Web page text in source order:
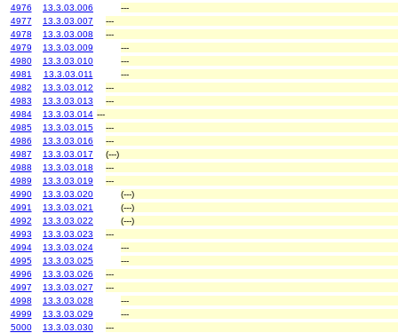
4976
13.3.03.006
---
4977
13.3.03.007
---
4978
13.3.03.008
---
4979
13.3.03.009
---
4980
13.3.03.010
---
4981
13.3.03.011
---
4982
13.3.03.012
---
4983
13.3.03.013
---
4984
13.3.03.014 ---
4985
13.3.03.015
---
4986
13.3.03.016
---
4987
13.3.03.017
(---)
4988
13.3.03.018
---
4989
13.3.03.019
---
4990
13.3.03.020
(---)
4991
13.3.03.021
(---)
4992
13.3.03.022
(---)
4993
13.3.03.023
---
4994
13.3.03.024
---
4995
13.3.03.025
---
4996
13.3.03.026
---
4997
13.3.03.027
---
4998
13.3.03.028
---
4999
13.3.03.029
---
5000
13.3.03.030
---